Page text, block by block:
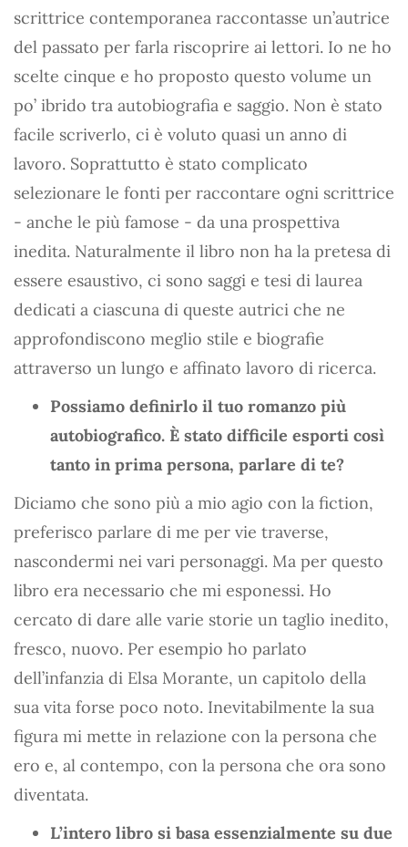
scrittrice contemporanea raccontasse un’autrice
del passato per farla riscoprire ai lettori. Io ne ho
scelte cinque e ho proposto questo volume un
po’ ibrido tra autobiografia e saggio. Non è stato
facile scriverlo, ci è voluto quasi un anno di
lavoro. Soprattutto è stato complicato
selezionare le fonti per raccontare ogni scrittrice
- anche le più famose - da una prospettiva
inedita. Naturalmente il libro non ha la pretesa di
essere esaustivo, ci sono saggi e tesi di laurea
dedicati a ciascuna di queste autrici che ne
approfondiscono meglio stile e biografie
attraverso un lungo e affinato lavoro di ricerca.
Possiamo definirlo il tuo romanzo più
autobiografico. È stato difficile esporti così
tanto in prima persona, parlare di te?
Diciamo che sono più a mio agio con la fiction,
preferisco parlare di me per vie traverse,
nascondermi nei vari personaggi. Ma per questo
libro era necessario che mi esponessi. Ho
cercato di dare alle varie storie un taglio inedito,
fresco, nuovo. Per esempio ho parlato
dell’infanzia di Elsa Morante, un capitolo della
sua vita forse poco noto. Inevitabilmente la sua
figura mi mette in relazione con la persona che
ero e, al contempo, con la persona che ora sono
diventata.
L’intero libro si basa essenzialmente su due